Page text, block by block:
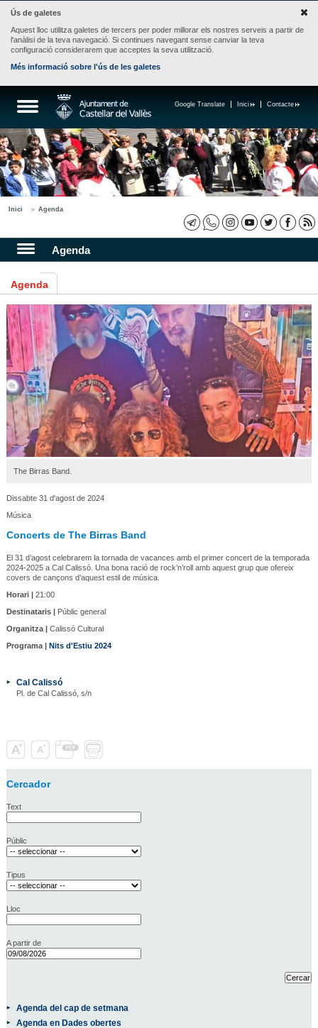
Ús de galetes
Aquest lloc utilitza galetes de tercers per poder millorar els nostres serveis a partir de
l'anàlisi de la teva navegació. Si continues navegant sense canviar la teva
configuració considerarem que acceptes la seva utilització.
Més informació sobre l'ús de les galetes
Contacte
Inici
Google Translate
Inici Agenda
Agenda
Agenda
The Birras Band.
Dissabte 31 d'agost de 2024
Música
Concerts de The Birras Band
El 31 d’agost celebrarem la tornada de vacances amb el primer concert de la temporada
2024-2025 a Cal Calissó. Una bona ració de rock’n’roll amb aquest grup que ofereix
covers de cançons d’aquest estil de música.
Horari |21:00
Destinataris |Públic general
Organitza |Calissó Cultural
Programa | Nits d'Estiu 2024
Cal Calissó
Pl. de Cal Calissó, s/n
Cercador
Text
Públic
Tipus
Lloc
A partir de
Agenda del cap de setmana
Agenda en Dades obertes